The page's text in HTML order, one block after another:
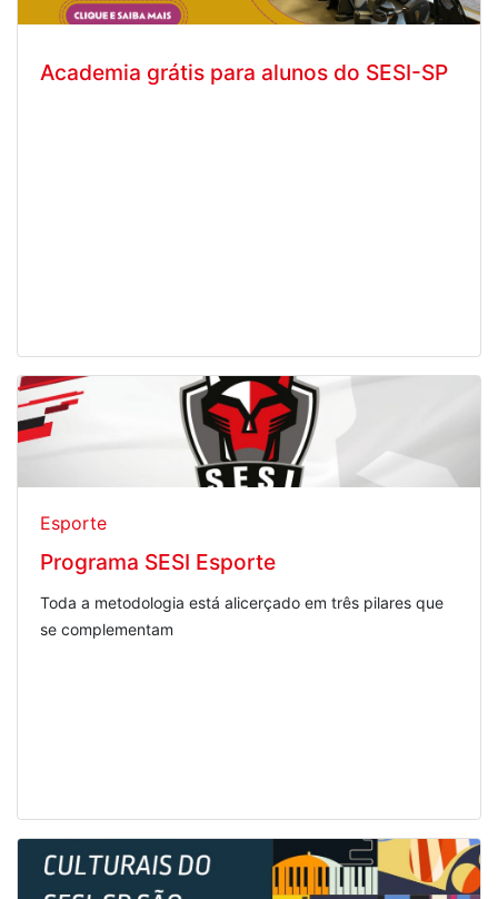
Academia grátis para alunos do SESI-SP
Esporte
Programa SESI Esporte
Toda a metodologia está alicerçado em três pilares que
se complementam